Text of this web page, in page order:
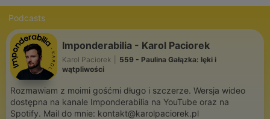
Podcasts
Imponderabilia - Karol Paciorek
Karol Paciorek
559 - Paulina Gałązka: lęki i
wątpliwości
Rozmawiam z moimi gośćmi długo i szczerze. Wersja wideo
dostępna na kanale Imponderabilia na YouTube oraz na
Spotify. Mail do mnie: kontakt@karolpaciorek.pl